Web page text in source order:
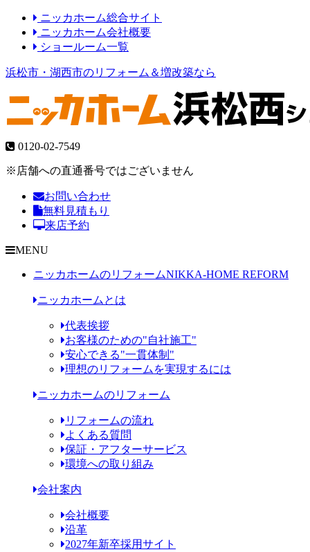
ニッカホーム総合サイト
ニッカホーム会社概要
ショールーム一覧
浜松市・湖西市のリフォーム＆増改築なら
0120-02-7549
※店舗への直通番号ではございません
お問い合わせ
無料見積もり
来店予約
MENU
ニッカホームのリフォームNIKKA-HOME REFORM
ニッカホームとは
代表挨拶
お客様のための"自社施工"
安心できる"一貫体制"
理想のリフォームを実現するには
ニッカホームのリフォーム
リフォームの流れ
よくある質問
保証・アフターサービス
環境への取り組み
会社案内
会社概要
沿革
2027年新卒採用サイト